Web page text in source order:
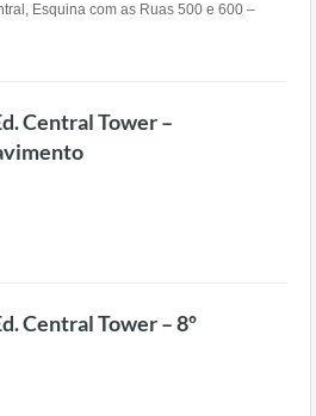
Esquina com as Ruas 500 e 600 –
Central Tower –
Central Tower – 8º